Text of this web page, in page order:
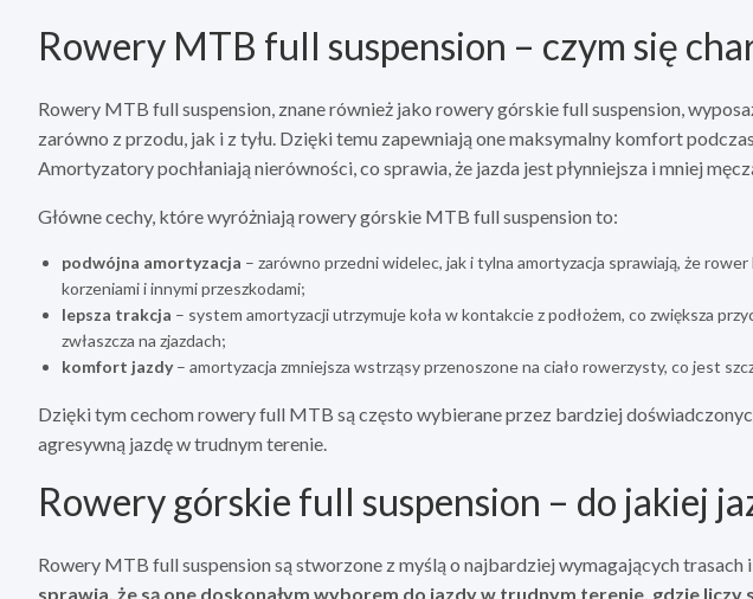
Rowery MTB full suspension – czym się
Rowery MTB full suspension, znane również jako rowery górskie full suspension,
zarówno z przodu, jak i z tyłu. Dzięki temu zapewniają one maksymalny komfort
Amortyzatory pochłaniają nierówności, co sprawia, że jazda jest płynniejsza i mniej
Główne cechy, które wyróżniają rowery górskie MTB full suspension to:
podwójna amortyzacja – zarówno przedni widelec, jak i tylna amortyzacja sprawiają, że rower
korzeniami i innymi przeszkodami;
lepsza trakcja – system amortyzacji utrzymuje koła w kontakcie z podłożem, co zwiększa
zwłaszcza na zjazdach;
komfort jazdy– amortyzacja zmniejsza wstrząsy przenoszone na ciało rowerzysty, co jest
Dzięki tym cechom rowery full MTB są często wybierane przez bardziej
agresywną jazdę w trudnym terenie.
Rowery górskie full suspension – do jakiej
Rowery MTB full suspension są stworzone z myślą o najbardziej wymagających trasach
sprawia, że są one doskonałym wyborem do jazdy w trudnym terenie, gdzie